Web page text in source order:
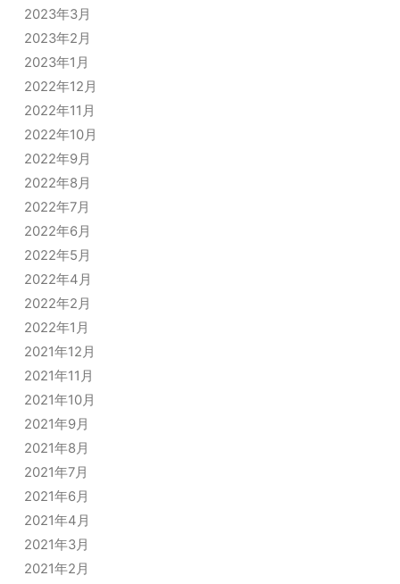
2023年3月
2023年2月
2023年1月
2022年12月
2022年11月
2022年10月
2022年9月
2022年8月
2022年7月
2022年6月
2022年5月
2022年4月
2022年2月
2022年1月
2021年12月
2021年11月
2021年10月
2021年9月
2021年8月
2021年7月
2021年6月
2021年4月
2021年3月
2021年2月